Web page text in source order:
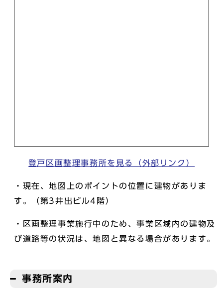
登戸区画整理事務所を見る（外部リンク）
・現在、地図上のポイントの位置に建物がありま
す。（第3井出ビル4階）
・区画整理事業施行中のため、事業区域内の建物及
び道路等の状況は、地図と異なる場合があります。
事務所案内